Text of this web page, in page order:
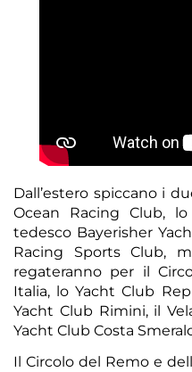
Dall’estero spiccano i
Ocean Racing Club,
tedesco Bayerisher
Racing Sports Club,
regateranno per il
Italia, lo Yacht Club
Yacht Club Rimini, il
Yacht Club Costa
Il Circolo del Remo e